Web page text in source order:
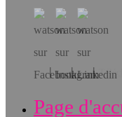
Page